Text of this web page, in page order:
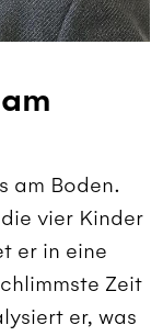
am Boden.
vier Kinder
er in eine
Zeit
er, was